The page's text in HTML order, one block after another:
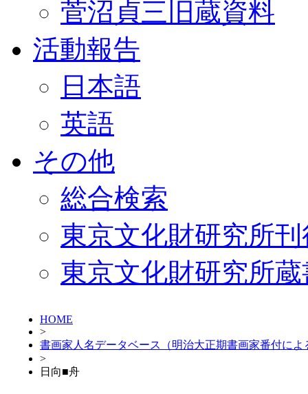
菅沼貞三旧蔵資料
活動報告
日本語
英語
その他
総合検索
東京文化財研究所
東京文化財研究所
HOME
>
書画家人名データベース（明治大正期書画家番付によ
>
日向■舟